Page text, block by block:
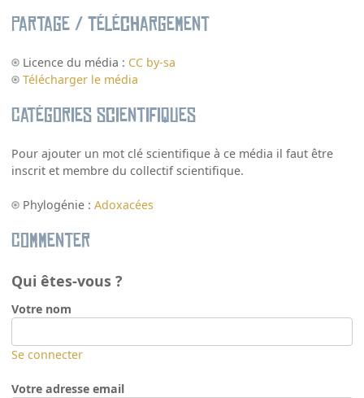
Partage / Téléchargement
Licence du média : CC by-sa
Télécharger le média
Catégories scientifiques
Pour ajouter un mot clé scientifique à ce média il faut être
inscrit et membre du collectif scientifique.
Phylogénie :Adoxacées
Commenter
Qui êtes-vous ?
Votre nom
Se connecter
Votre adresse email